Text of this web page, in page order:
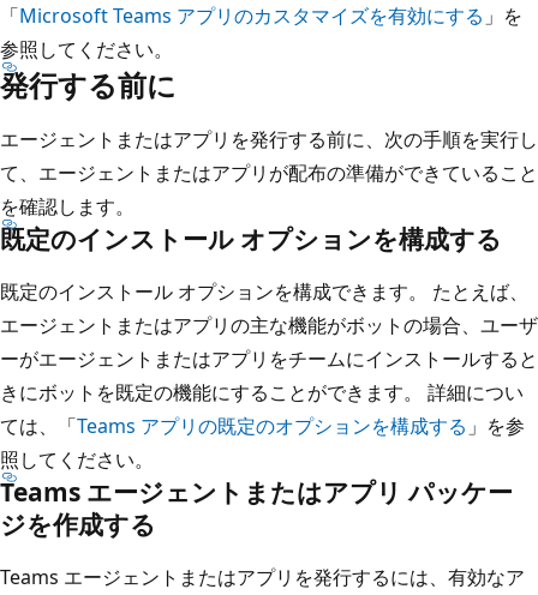
「Microsoft Teams アプリのカスタマイズを有効にする 」を
参照してください。
発行する前に
エージェントまたはアプリを発行する前に、次の手順を実行し
て、エージェントまたはアプリが配布の準備ができていること
を確認します。
既定のインストール オプションを構成する
既定のインストール オプションを構成できます。 たとえば、
エージェントまたはアプリの主な機能がボットの場合、ユーザ
ーがエージェントまたはアプリをチームにインストールすると
きにボットを既定の機能にすることができます。 詳細につい
ては、「Teams アプリの既定のオプションを構成する 」を参
照してください。
Teams エージェントまたはアプリ パッケー
ジを作成する
Teams エージェントまたはアプリを発行するには、有効なア